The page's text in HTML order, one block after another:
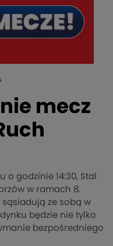
mecz
o godzinie 14:30, Stal
w ramach 8.
sąsiadują ze sobą w
będzie nie tylko
bezpośredniego